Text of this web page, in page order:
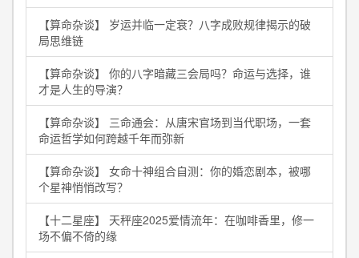
【算命杂谈】 岁运并临一定衰？八字成败规律揭示的破
局思维链
【算命杂谈】 你的八字暗藏三会局吗？命运与选择，谁
才是人生的导演？
【算命杂谈】 三命通会：从唐宋官场到当代职场，一套
命运哲学如何跨越千年而弥新
【算命杂谈】 女命十神组合自测：你的婚恋剧本，被哪
个星神悄悄改写？
【十二星座】 天秤座2025爱情流年：在咖啡香里，修一
场不偏不倚的缘